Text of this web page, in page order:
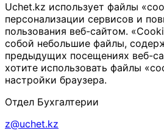
Uchet.kz использует файлы
персонализации сервисов и
пользования веб-сайтом.
собой небольшие файлы,
предыдущих посещениях веб-
хотите использовать файлы
настройки браузера.
Отдел Бухгалтерии
z@uchet.kz